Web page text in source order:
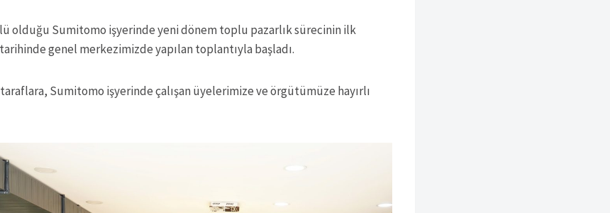
olduğu Sumitomo işyerinde yeni dönem toplu pazarlık sürecinin ilk
genel merkezimizde yapılan toplantıyla başladı.
Sumitomo işyerinde çalışan üyelerimize ve örgütümüze hayırlı